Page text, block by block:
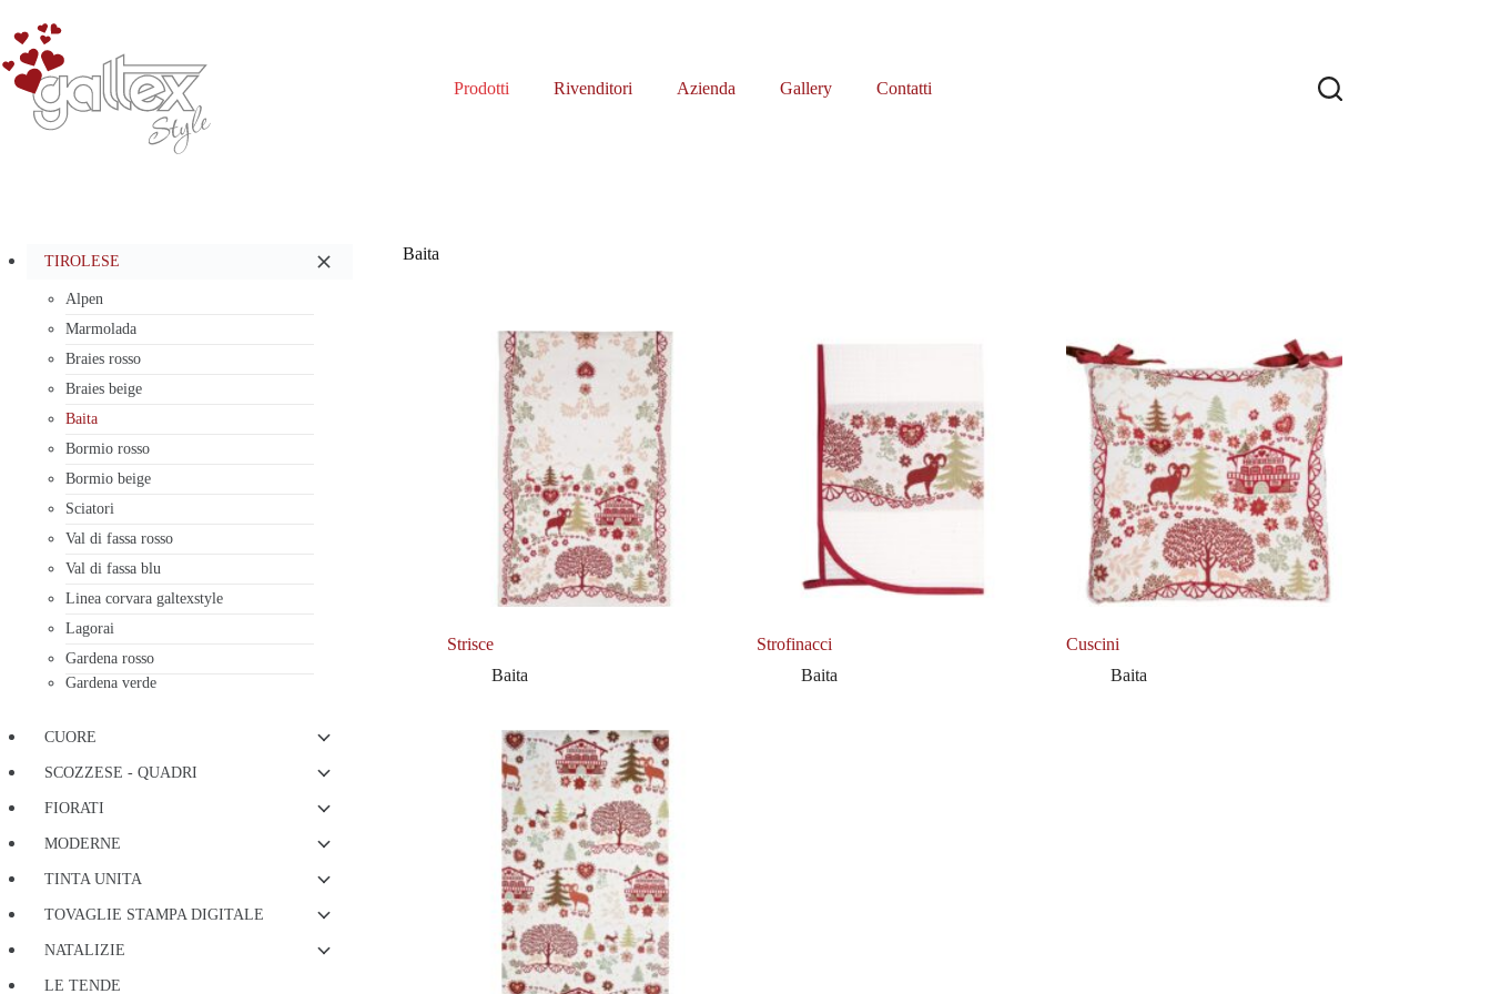
contenuto
Prodotti Rivenditori Azienda Gallery Contatti
Baita
Strisce
Baita
Strofinacci
Baita
Cuscini
Baita
TIROLESE
Alpen
Marmolada
Braies rosso
Braies beige
Baita
Bormio rosso
Bormio beige
Sciatori
Val di fassa rosso
Val di fassa blu
Linea corvara galtexstyle
Lagorai
Gardena rosso
Gardena verde
CUORE
SCOZZESE - QUADRI
FIORATI
MODERNE
TINTA UNITA
TOVAGLIE STAMPA DIGITALE
NATALIZIE
LE TENDE